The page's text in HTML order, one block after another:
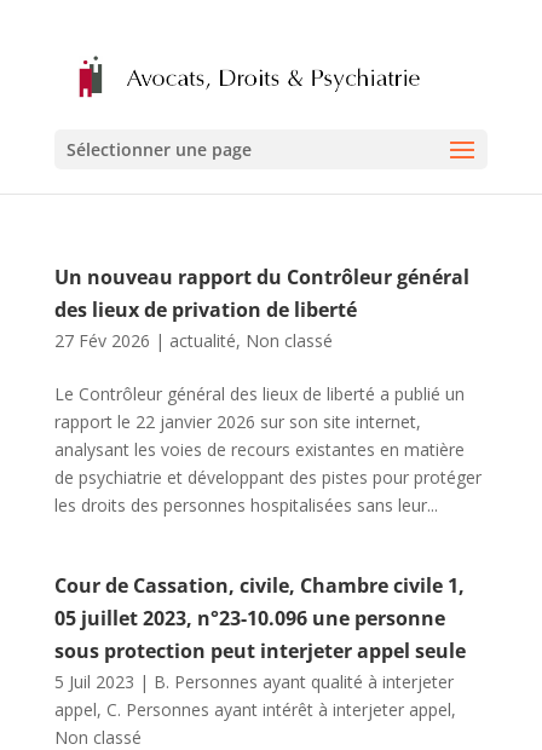
Sélectionner une page
Un nouveau rapport du Contrôleur général
des lieux de privation de liberté
27 Fév 2026 | actualité, Non classé
Le Contrôleur général des lieux de liberté a publié un
rapport le 22 janvier 2026 sur son site internet,
analysant les voies de recours existantes en matière
de psychiatrie et développant des pistes pour protéger
les droits des personnes hospitalisées sans leur...
Cour de Cassation, civile, Chambre civile 1,
05 juillet 2023, n°23-10.096 une personne
sous protection peut interjeter appel seule
5 Juil 2023 | B. Personnes ayant qualité à interjeter
appel, C. Personnes ayant intérêt à interjeter appel,
Non classé